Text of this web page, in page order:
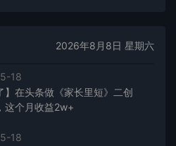
2026年8月8日 星期六
18
】在头条做《家长里短》二创
这个月收益2w+
18